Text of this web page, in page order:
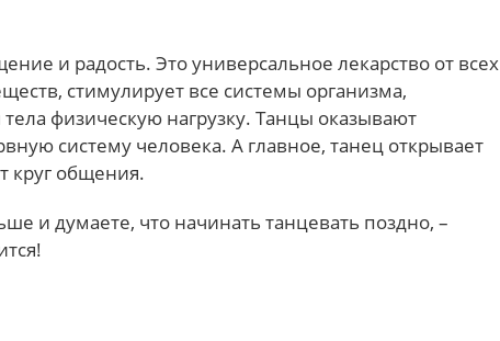
и радость. Это универсальное лекарство от всех
стимулирует все системы организма,
физическую нагрузку. Танцы оказывают
систему человека. А главное, танец открывает
круг общения.
и думаете, что начинать танцевать поздно, –